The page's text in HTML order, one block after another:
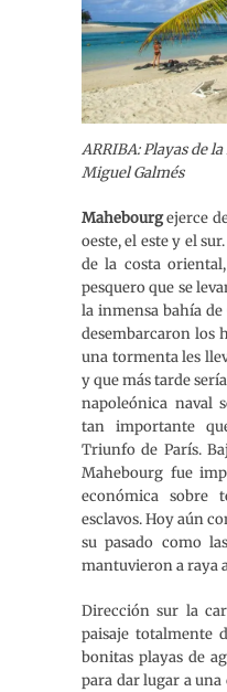
ARRIBA: Playas de
Miguel Galmés
Mahebourgejerce
oeste, el este y el
de la costa
pesquero que se
la inmensa bahía
desembarcaron los
una tormenta les
y que más tarde
napoleónica naval
tan importante
Triunfo de París.
Mahebourg fue
económica sobre
esclavos. Hoy aún
su pasado como
mantuvieron a raya
Dirección sur la
paisaje totalmente
bonitas playas de
para dar lugar a una